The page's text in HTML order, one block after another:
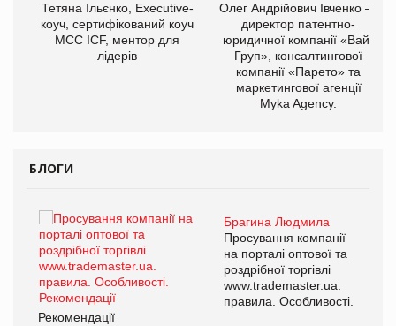
Тетяна Ільєнко, Executive-
коуч, сертифікований коуч
МСС ICF, ментор для
лідерів
Олег Андрійович Івченко —
директор патентно-
юридичної компанії «Вайз
Груп», консалтингової
компанії «Парето» та
маркетингової агенції
Myka Agency.
БЛОГИ
Брагина Людмила
Просування компанії
на порталі оптової та
роздрібної торгівлі
www.trademaster.ua.
правила. Особливості.
Рекомендації